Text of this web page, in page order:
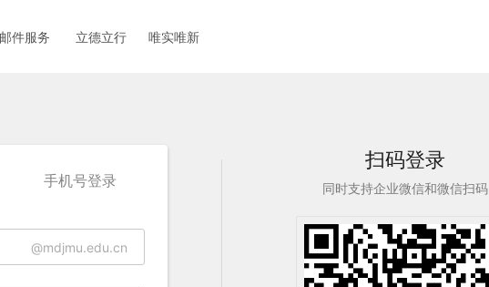
邮件服务 立德立行 唯实唯新
扫码登录
同时支持企业微信和微信扫码
手机号登录
@mdjmu.edu.cn